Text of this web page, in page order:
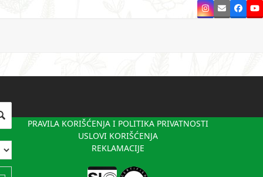
Instagram
Email
PRAVILA KORIŠĆENJA I POLITIKA PRIVATNOSTI
USLOVI KORIŠĆENJA
REKLAMACIJE